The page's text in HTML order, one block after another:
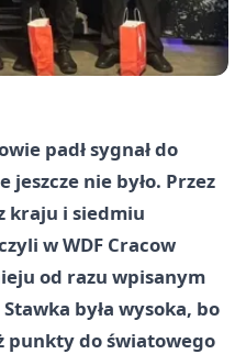
padł sygnał do
nie było. Przez
kraju i siedmiu
w WDF Cracow
od razu wpisanym
była wysoka, bo
punkty do światowego